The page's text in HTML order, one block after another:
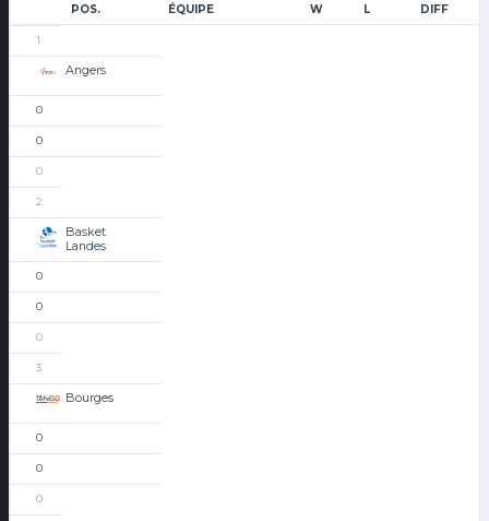
POS. ÉQUIPE W L DIFF
1
Angers
0
0
0
2
Basket
Landes
0
0
0
3
Bourges
0
0
0